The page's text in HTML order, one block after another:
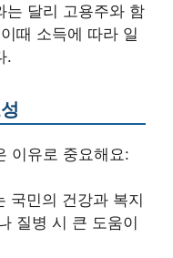
는 달리 고용주와 함
때 소득에 따라 일
.
이유로 중요해요:
국민의 건강과 복지
질병 시 큰 도움이